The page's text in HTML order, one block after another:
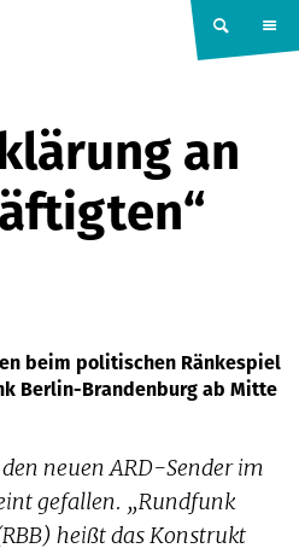
an
beim politischen Ränkespiel
Berlin-Brandenburg ab Mitte
neuen ARD-Sender im
gefallen. „Rundfunk
heißt das Konstrukt